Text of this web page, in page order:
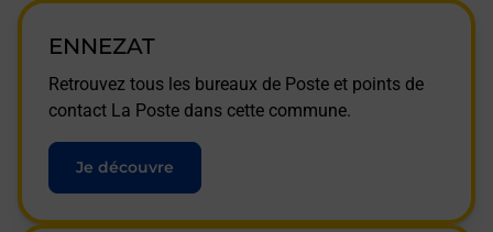
ENNEZAT
Retrouvez tous les bureaux de Poste et points de
contact La Poste dans cette commune.
Je découvre